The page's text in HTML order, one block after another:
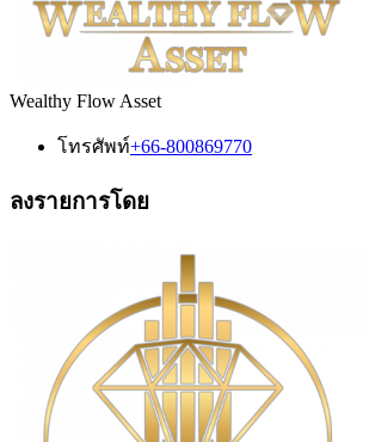
Wealthy Flow Asset
โทรศัพท์+66-800869770
ลงรายการโดย